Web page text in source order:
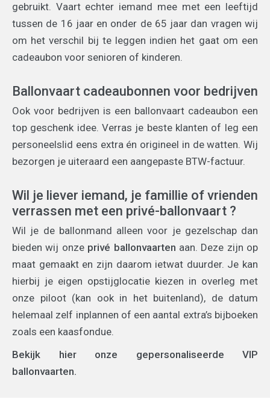
gebruikt. Vaart echter iemand mee met een leeftijd
tussen de 16 jaar en onder de 65 jaar dan vragen wij
om het verschil bij te leggen indien het gaat om een
cadeaubon voor senioren of kinderen.
Ballonvaart cadeaubonnen voor bedrijven
Ook voor bedrijven is een ballonvaart cadeaubon een
top geschenk idee. Verras je beste klanten of leg een
personeelslid eens extra én origineel in de watten. Wij
bezorgen je uiteraard een aangepaste BTW-factuur.
Wil je liever iemand, je famillie of vrienden
verrassen met een privé-ballonvaart ?
Wil je de ballonmand alleen voor je gezelschap dan
bieden wij onze privé ballonvaarten aan. Deze zijn op
maat gemaakt en zijn daarom ietwat duurder. Je kan
hierbij je eigen opstijglocatie kiezen in overleg met
onze piloot (kan ook in het buitenland), de datum
helemaal zelf inplannen of een aantal extra’s bijboeken
zoals een kaasfondue.
Bekijk hier onze gepersonaliseerde VIP
ballonvaarten.